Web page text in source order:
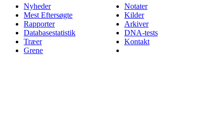
Nyheder
Mest Eftersøgte
Rapporter
Databasestatistik
Træer
Grene
Notater
Kilder
Arkiver
DNA-tests
Kontakt